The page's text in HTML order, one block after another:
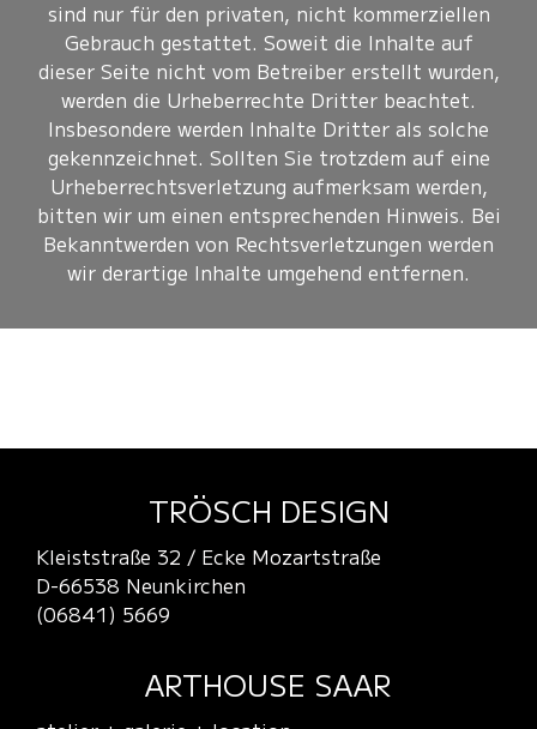
sind nur für den privaten, nicht kommerziellen
Gebrauch gestattet. Soweit die Inhalte auf
dieser Seite nicht vom Betreiber erstellt wurden,
werden die Urheberrechte Dritter beachtet.
Insbesondere werden Inhalte Dritter als solche
gekennzeichnet. Sollten Sie trotzdem auf eine
Urheberrechtsverletzung aufmerksam werden,
bitten wir um einen entsprechenden Hinweis. Bei
Bekanntwerden von Rechtsverletzungen werden
wir derartige Inhalte umgehend entfernen.
TRÖSCH DESIGN
Kleiststraße 32 / Ecke Mozartstraße
D-66538 Neunkirchen
(06841) 5669
ARTHOUSE SAAR